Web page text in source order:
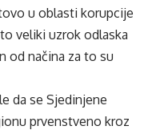
u oblasti korupcije
veliki uzrok odlaska
od načina za to su
da se Sjedinjene
prvenstveno kroz